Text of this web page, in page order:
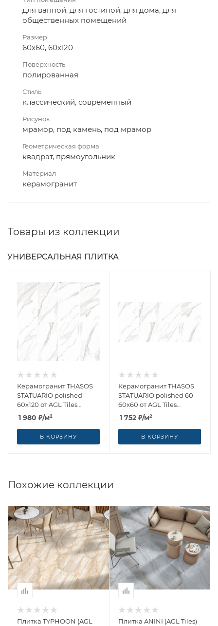
для ванной, для гостиной, для дома, для
общественных помещений
Размер
60x60, 60x120
Поверхность
полированная
Стиль
классический, современный
Рисунок
мрамор, под камень, под мрамор
Геометрическая форма
квадрат, прямоугольник
Материал
керамогранит
Товары из коллекции
УНИВЕРСАЛЬНАЯ ПЛИТКА
Керамогранит THASOS
STATUARIO polished
60x120 от AGL Tiles
(Индия)
1 980 ₽/м²
В КОРЗИНУ
Керамогранит THASOS
STATUARIO polished 60
60x60 от AGL Tiles
(Индия)
1 752 ₽/м²
В КОРЗИНУ
Похожие коллекции
Плитка TYPHOON (AGL
Плитка ANINI (AGL Tiles)